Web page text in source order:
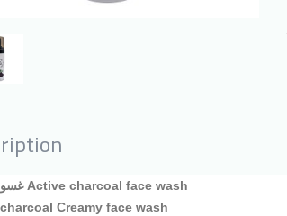
غسول الفحم Active charcoal face wash
Creamy face wash